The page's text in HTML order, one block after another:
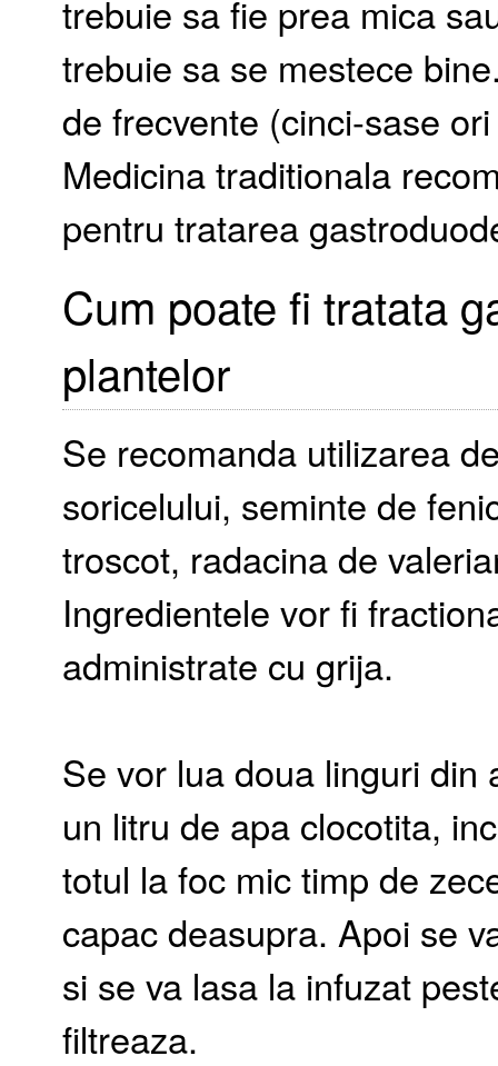
trebuie sa fie prea mica
trebuie sa se mestece
de frecvente (cinci-sase
Medicina traditionala
pentru tratarea
Cum poate fi tratata
plantelor
Se recomanda utilizarea
soricelului, seminte de
troscot, radacina de
Ingredientele vor fi
administrate cu grija.
Se vor lua doua linguri din
un litru de apa clocotita,
totul la foc mic timp de
capac deasupra. Apoi se
si se va lasa la infuzat
filtreaza.